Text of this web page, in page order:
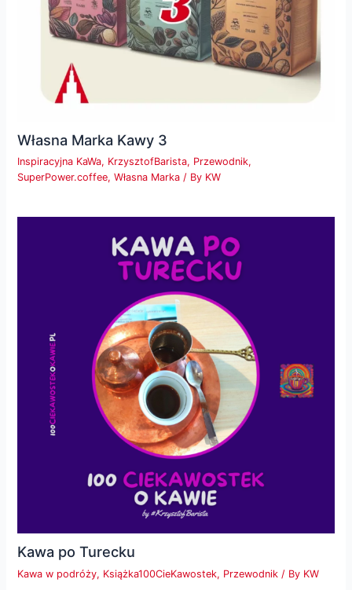
Własna Marka Kawy 3
Inspiracyjna KaWa, KrzysztofBarista, Przewodnik,
SuperPower.coffee,Własna Marka / By KW
Kawa po Turecku
Kawa w podróży, Książka100CieKawostek, Przewodnik / By KW